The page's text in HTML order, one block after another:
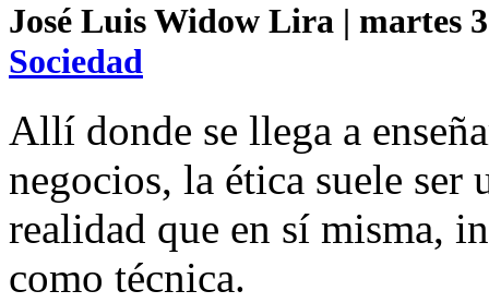
José Luis Widow Lira | martes
Sociedad
Allí donde se llega a
negocios, la ética suele
realidad que en sí misma,
como técnica.